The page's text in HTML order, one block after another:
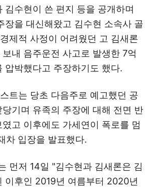
김수현이 쓴 편지 등을 공개하며
장을 대신해왔고 김수현 소속사 골
제적 사정이 어려웠던 고 김새론
내 음주운전 사고로 발생한 7억
압박했다고 주장하기도 했다.
트는 당초 다음주로 예고했던 공
기며 유족의 주장에 대해 전면 반
고 이후에도 가세연이 폭로를 멈
차 입장을 발표했다.
먼저 14일 "김수현과 김새론은 김
이후인 2019년 여름부터 2020년